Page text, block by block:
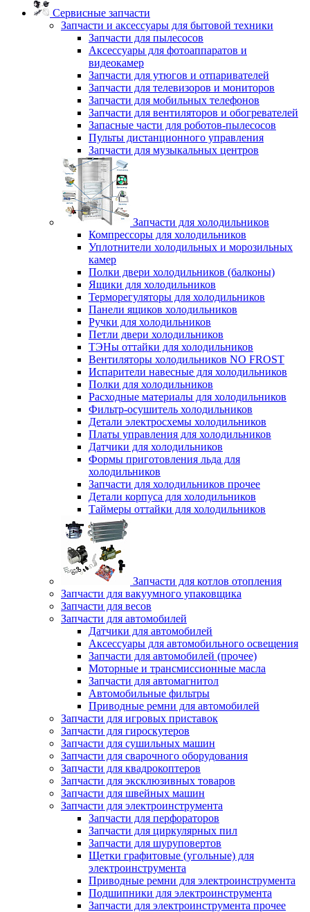
Сервисные запчасти
Запчасти и аксессуары для бытовой техники
Запчасти для пылесосов
Аксессуары для фотоаппаратов и
видеокамер
Запчасти для утюгов и отпаривателей
Запчасти для телевизоров и мониторов
Запчасти для мобильных телефонов
Запчасти для вентиляторов и обогревателей
Запасные части для роботов-пылесосов
Пульты дистанционного управления
Запчасти для музыкальных центров
Запчасти для холодильников
Компрессоры для холодильников
Уплотнители холодильных и морозильных
камер
Полки двери холодильников (балконы)
Ящики для холодильников
Терморегуляторы для холодильников
Панели ящиков холодильников
Ручки для холодильников
Петли двери холодильников
ТЭНы оттайки для холодильников
Вентиляторы холодильников NO FROST
Испарители навесные для холодильников
Полки для холодильников
Расходные материалы для холодильников
Фильтр-осушитель холодильников
Детали электросхемы холодильников
Платы управления для холодильников
Датчики для холодильников
Формы приготовления льда для
холодильников
Запчасти для холодильников прочее
Детали корпуса для холодильников
Таймеры оттайки для холодильников
Запчасти для котлов отопления
Запчасти для вакуумного упаковщика
Запчасти для весов
Запчасти для автомобилей
Датчики для автомобилей
Аксессуары для автомобильного освещения
Запчасти для автомобилей (прочее)
Моторные и трансмиссионные масла
Запчасти для автомагнитол
Автомобильные фильтры
Приводные ремни для автомобилей
Запчасти для игровых приставок
Запчасти для гироскутеров
Запчасти для сушильных машин
Запчасти для сварочного оборудования
Запчасти для квадрокоптеров
Запчасти для эксклюзивных товаров
Запчасти для швейных машин
Запчасти для электроинструмента
Запчасти для перфораторов
Запчасти для циркулярных пил
Запчасти для шуруповертов
Щетки графитовые (угольные) для
электроинструмента
Приводные ремни для электроинструмента
Подшипники для электроинструмента
Запчасти для электроинструмента прочее